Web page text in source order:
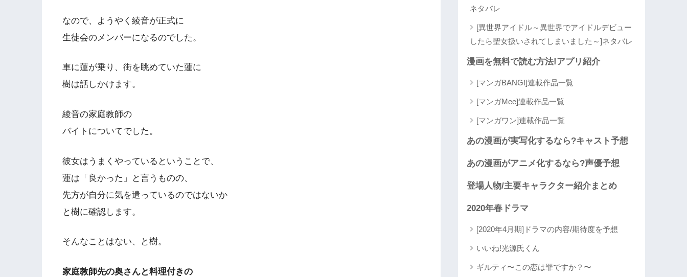
なので、ようやく綾音が正式に
生徒会のメンバーになるのでした。
車に蓮が乗り、街を眺めていた蓮に
樹は話しかけます。
綾音の家庭教師の
バイトについてでした。
彼女はうまくやっているということで、
蓮は「良かった」と言うものの、
先方が自分に気を遣っているのではないか
と樹に確認します。
そんなことはない、と樹。
家庭教師先の奥さんと料理付きの
ネタバレ
[異世界アイドル～異世界でアイドルデビュー
したら聖女扱いされてしまいました～]ネタバレ
漫画を無料で読む方法!アプリ紹介
[マンガBANG!]連載作品一覧
[マンガMee]連載作品一覧
[マンガワン]連載作品一覧
あの漫画が実写化するなら?キャスト予想
あの漫画がアニメ化するなら?声優予想
登場人物/主要キャラクター紹介まとめ
2020年春ドラマ
[2020年4月期]ドラマの内容/期待度を予想
いいね!光源氏くん
ギルティ〜この恋は罪ですか？〜